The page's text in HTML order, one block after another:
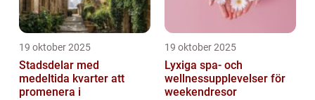
19 oktober 2025
Stadsdelar med
medeltida kvarter att
promenera i
19 oktober 2025
Lyxiga spa- och
wellnessupplevelser för
weekendresor